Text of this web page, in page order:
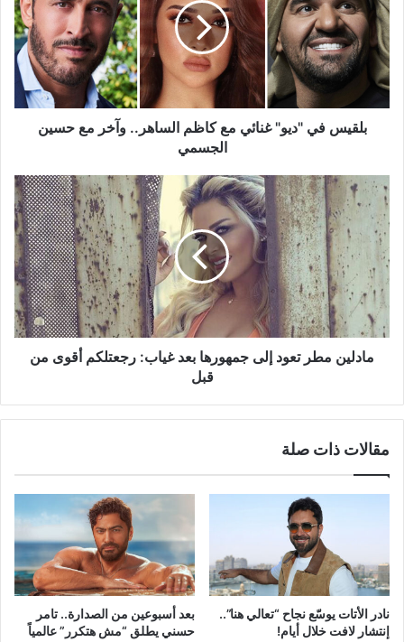
غنائي
مع
كاظم
الساهر..
وآخر
مع
حسينبلقيس في "ديو" غنائي مع كاظم الساهر.. وآخر مع حسين
الجسمي
مادلين
مطر
تعود
إلى
جمهورها
بعد
غياب:
رجعتلكم
أقوى
مادلين مطر تعود إلى جمهورها بعد غياب: رجعتلكم أقوى من
قبل
مقالات ذات صلة
نادر الأتات يوسّع نجاح “تعالي هنا”..
إنتشار لافت خلال أيام!
بعد أسبوعين من الصدارة.. تامر
حسني يطلق “مش هتكرر” عالمياً